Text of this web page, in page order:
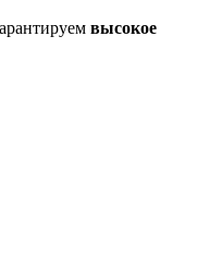
высокое